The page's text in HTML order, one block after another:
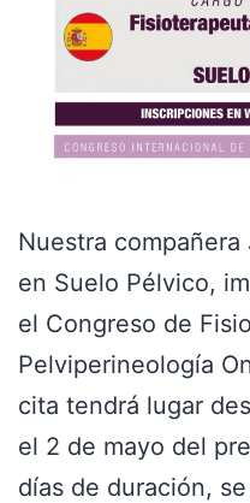
Nuestra
en Suelo Pélvico,
el Congreso de
Pelviperineología
cita tendrá lugar
el 2 de mayo del
días de duración,